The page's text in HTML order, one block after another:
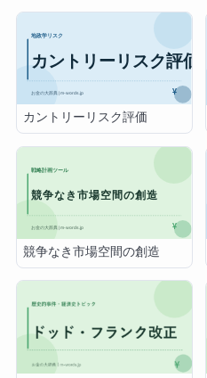
カントリーリスク評価
競争なき市場空間の創造